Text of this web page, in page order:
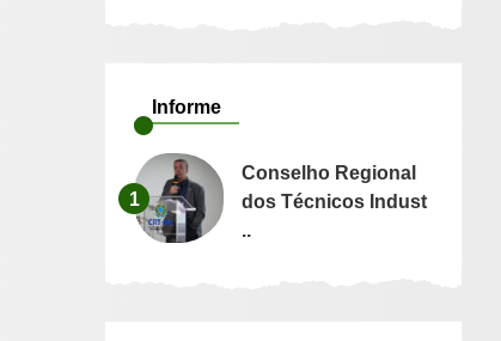
Informe
1
Conselho Regional
dos Técnicos Indust
..